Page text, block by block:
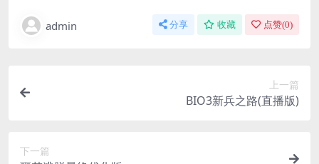
admin 分享 收藏 点赞(0)
上一篇
BIO3新兵之路(直播版)
下一篇